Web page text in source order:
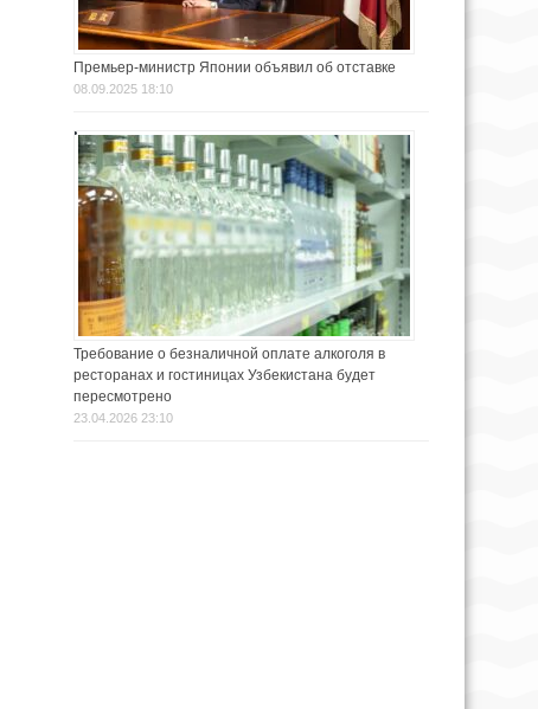
Премьер-министр Японии объявил об отставке
08.09.2025 18:10
Требование о безналичной оплате алкоголя в
ресторанах и гостиницах Узбекистана будет
пересмотрено
23.04.2026 23:10